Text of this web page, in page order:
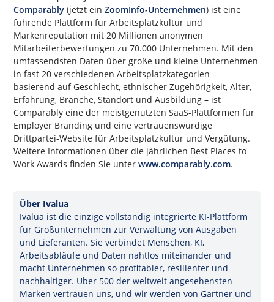
Comparably (jetzt einZoomInfo-Unternehmen) ist eine
führende Plattform für Arbeitsplatzkultur und
Markenreputation mit 20 Millionen anonymen
Mitarbeiterbewertungen zu 70.000 Unternehmen. Mit den
umfassendsten Daten über große und kleine Unternehmen
in fast 20 verschiedenen Arbeitsplatzkategorien –
basierend auf Geschlecht, ethnischer Zugehörigkeit, Alter,
Erfahrung, Branche, Standort und Ausbildung – ist
Comparably eine der meistgenutzten SaaS-Plattformen für
Employer Branding und eine vertrauenswürdige
Drittpartei-Website für Arbeitsplatzkultur und Vergütung.
Weitere Informationen über die jährlichen Best Places to
Work Awards finden Sie unterwww.comparably.com.
Über Ivalua
Ivalua ist die einzige vollständig integrierte KI-Plattform
für Großunternehmen zur Verwaltung von Ausgaben
und Lieferanten. Sie verbindet Menschen, KI,
Arbeitsabläufe und Daten nahtlos miteinander und
macht Unternehmen so profitabler, resilienter und
nachhaltiger. Über 500 der weltweit angesehensten
Marken vertrauen uns, und wir werden von Gartner und